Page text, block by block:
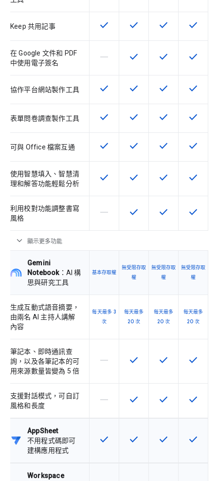
Keep 共用記事 這項功能適用於該 SKU
check 這項功能適用於該 SKU
check 這項功能適用於
check 這項功
check
在 Google 文件和 PDF
中使用電子簽名
這個 SKU 不支援這項功能
horizontal_rule 這項功能適用於該 SKU
check 這項功能適用於
check 這項功
check
協作平台網站製作工具 這項功能適用於該 SKU
check 這項功能適用於該 SKU
check 這項功能適用於
check 這項功
check
表單問卷調查製作工具 這項功能適用於該 SKU
check 這項功能適用於該 SKU
check 這項功能適用於
check 這項功
check
可與 Office 檔案互通 這項功能適用於該 SKU
check 這項功能適用於該 SKU
check 這項功能適用於
check 這項功
check
使用智慧填入、智慧清
理和解答功能輕鬆分析
這項功能適用於該 SKU
check 這項功能適用於該 SKU
check 這項功能適用於
check 這項功
check
利用校對功能調整書寫
風格
這個 SKU 不支援這項功能
horizontal_rule 這項功能適用於該 SKU
check 這項功能適用於
check 這項功
check
expand_more 顯示更多功能
Gemini
Notebook：AI 構
思與研究工具
基本存取權
無受限存取
權
無受限存取
權
無受限存取
權
生成互動式語音摘要，
由兩名 AI 主持人講解
內容
每天最多 3
次
每天最多
20 次
每天最多
20 次
每天最多
20 次
筆記本、即時通訊查
詢，以及各筆記本的可
用來源數量皆變為 5 倍
這個 SKU 不支援這項功能
horizontal_rule 這項功能適用於該 SKU
check 這項功能適用於
check 這項功
check
支援對話模式，可自訂
風格和長度
這個 SKU 不支援這項功能
horizontal_rule 這項功能適用於該 SKU
check 這項功能適用於
check 這項功
check
AppSheet
不用程式碼即可
建構應用程式
這項功能適用於該 SKU
check 這項功能適用於該 SKU
check 這項功能適用於
check 這項功
check
Workspace